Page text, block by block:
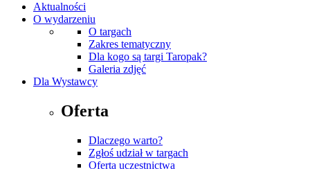
Aktualności
O wydarzeniu
O targach
Zakres tematyczny
Dla kogo są targi Taropak?
Galeria zdjęć
Dla Wystawcy
Oferta
Dlaczego warto?
Zgłoś udział w targach
Oferta uczestnictwa